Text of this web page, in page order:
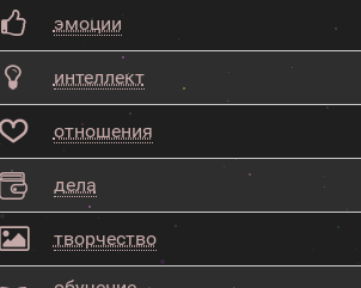
эмоции
интеллект
отношения
дела
творчество